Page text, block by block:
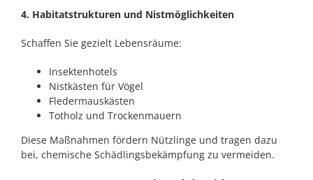
4. Habitatstrukturen und Nistmöglichkeiten
Schaffen Sie gezielt Lebensräume:
Insektenhotels
Nistkästen für Vögel
Fledermauskästen
Totholz und Trockenmauern
Diese Maßnahmen fördern Nützlinge und tragen dazu
bei, chemische Schädlingsbekämpfung zu vermeiden.